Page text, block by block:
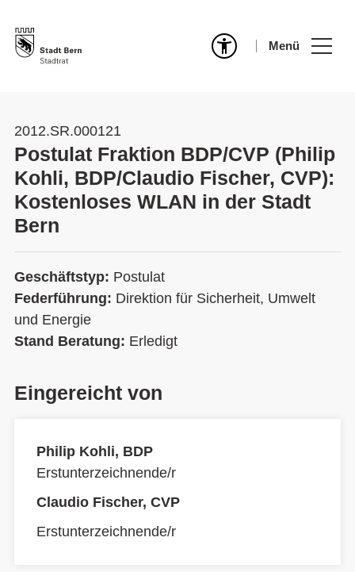
Menü
2012.SR.000121
Postulat Fraktion BDP/CVP (Philip
Kohli, BDP/Claudio Fischer, CVP):
Kostenloses WLAN in der Stadt
Bern
Geschäftstyp: Postulat
Federführung: Direktion für Sicherheit, Umwelt
und Energie
Stand Beratung: Erledigt
Eingereicht von
Philip Kohli, BDP
Erstunterzeichnende/r
Claudio Fischer, CVP
Erstunterzeichnende/r